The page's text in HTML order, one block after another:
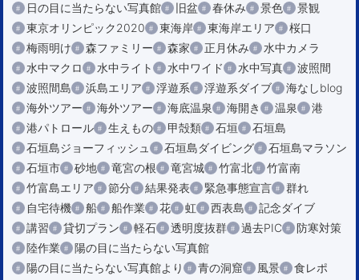
日の目に当たらない写真館
旧盆 春休み 景色
景観
東京オリンピック2020
東海岸 東海岸エリア
桜口
梅雨明け
森ファミリー 森家 正月休み
水中カメラ
水中マクロ
水中ライト 水中ワイド 水中写真
波照間
波照間島
浜島エリア 浮遊系 浮遊系ダイブ
海なしblog
海外ツアー
海外ツアー 海底温泉 海開き 温泉
港
港パトロール
生えもの 甲殻類 石垣
石垣島
石垣島ジョーフィッシュ
石垣島ダイビング
石垣島マラソン
石垣市
砂地 竜宮の根 竜宮城 竹富北
竹富南
竹富島エリア
節分 結果発表 緊急事態宣言
群れ
自宅待機
船 船作業 花 虹 西表島
記念ダイブ
講習
貸切プラン 軽石 透明度抜群 過去PIC
防寒対策
陸作業
陽の目に当たらない写真館
陽の目に当たらない写真館より
青の洞窟 風景
食レポ